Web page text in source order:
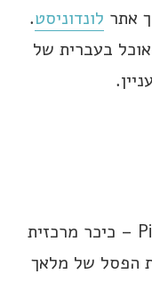
אתר לונדוניסט.
בעברית של
# כיכר פיקדילי Piccadilly Circus – כיכר מרכזית
הפסל של מלאך